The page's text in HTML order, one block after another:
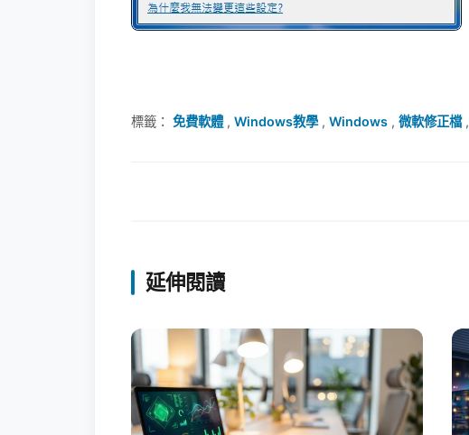
標籤： 免費軟體, Windows教學, Windows , 微軟修正檔,
延伸閱讀